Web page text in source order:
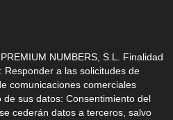
NUMBERS, S.L. Finalidad
a las solicitudes de
comunicaciones comerciales
sus datos: Consentimiento del
cederán datos a terceros, salvo